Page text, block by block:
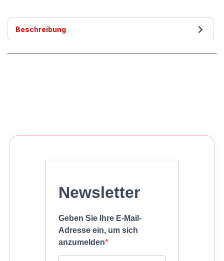
Beschreibung
Newsletter
Geben Sie Ihre E-Mail-
Adresse ein, um sich
anzumelden